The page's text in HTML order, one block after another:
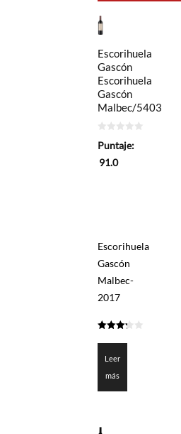
Escorihuela
Gascón
Escorihuela
Gascón
Malbec/5403
de
Puntaje:
91.0
Escorihuela
Gascón
Malbec-
2017
de 5
Leer
más